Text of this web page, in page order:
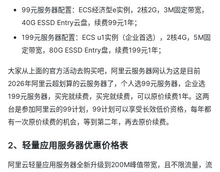
99元服务器配置：ECS经济型e实例，2核2G，3M固定带宽，
40G ESSD Entry云盘，续费99元1年；
199元服务器配置：ECS u1实例（企业首选），2核4G，5M固
定带宽，80G ESSD Entry盘，续费199元1年；
大家从上面的官方活动去购买吧，阿里云服务器网认为这是目前
2026年阿里云超划算的云服务器了，个人选99元服务器，企业选
199元服务器，买完就续费，买完就续费，可以原价续费1年。这两
台是参加阿里云的99计划，99计划可以享受长效低价资格，每年都
有一次原价续费的机会，等到第二年，再去原价续费。
2、轻量应用服务器优惠价格表
阿里云轻量应用服务器全新升级到200M峰值带宽，且不限流量，流